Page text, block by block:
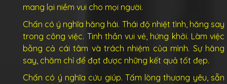
mang lại niềm vui cho mọi người.
Chấn có ý nghĩa hăng hái. Thái độ nhiệt tình, hăng say
trong công việc. Tinh thần vui vẻ, hứng khởi. Làm việc
bằng cả cái tâm và trách nhiệm của mình. Sự hăng
say, chăm chỉ để đạt được những kết quả tốt đẹp.
Chấn có ý nghĩa cứu giúp. Tấm lòng thương yêu, sẵn